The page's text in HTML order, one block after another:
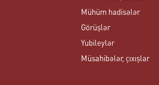
Mühüm hadisələr
Görüşlər
Yubileylər
Müsahibələr, çıxışlar